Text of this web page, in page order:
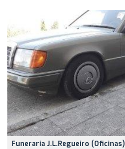
Funeraria J.L.Regueiro (Oficinas)